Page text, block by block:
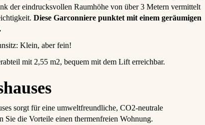
der eindrucksvollen Raumhöhe von über 3 Metern vermittelt
Diese Garconniere punktet mit einem geräumigen
Klein, aber fein!
mit 2,55 m2, bequem mit dem Lift erreichbar.
sorgt für eine umweltfreundliche, CO2-neutrale
die Vorteile einen thermenfreien Wohnung.